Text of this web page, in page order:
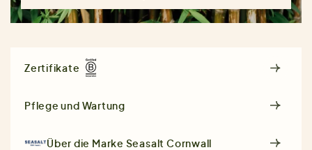
Zertifikate
Pflege und Wartung
Über die Marke Seasalt Cornwall